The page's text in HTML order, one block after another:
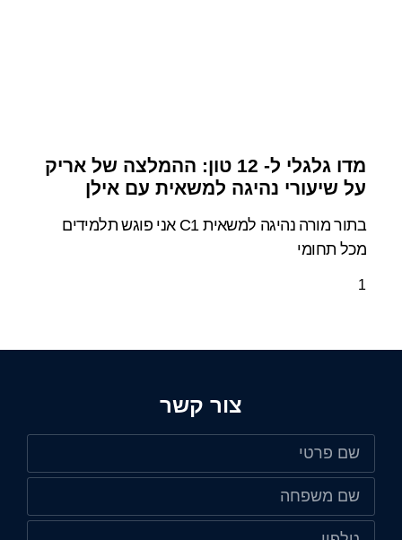
מדו גלגלי ל- 12 טון: ההמלצה של אריק
על שיעורי נהיגה למשאית עם אילן
בתור מורה נהיגה למשאית C1 אני פוגש תלמידים
מכל תחומי
צור קשר